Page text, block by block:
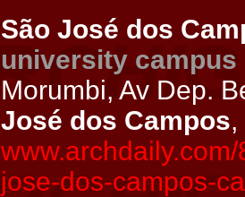
São José dos
university campus
Morumbi, Av Dep.
José dos Campos
jose-dos-campos-